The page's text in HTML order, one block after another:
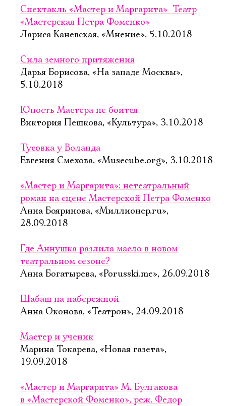
Спектакль «Мастер и Маргарита»  Театр
«Мастерская Петра Фоменко»
Лариса Каневская, «Мнение», 5.10.2018
Сила земного притяжения
Дарья Борисова, «На западе Москвы»,
5.10.2018
Юность Мастера не боится
Виктория Пешкова, «Культура», 3.10.2018
Тусовка у Воланда
Евгения Смехова, «Musecube.org», 3.10.2018
«Мастер и Маргарита»: нетеатральный
роман на сцене Мастерской Петра Фоменко
Анна Бояринова, «Миллионер.ru»,
28.09.2018
Где Аннушка разлила масло в новом
театральном сезоне?
Анна Богатырева, «Porusski.me», 26.09.2018
Шабаш на набережной
Анна Оконова, «Театрон», 24.09.2018
Мастер и ученик
Марина Токарева, «Новая газета»,
19.09.2018
«Мастер и Маргарита» М. Булгакова
в «Мастерской Фоменко», реж. Федор